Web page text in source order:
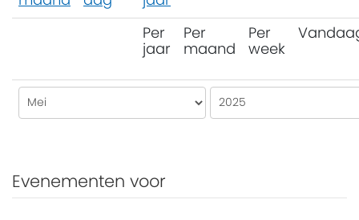
Per
jaar
Per
maand
Per
week
Evenementen voor